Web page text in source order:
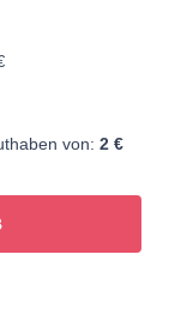
von: 2 €